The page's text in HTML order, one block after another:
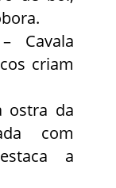
– Cavala
criam
ostra da
com
a